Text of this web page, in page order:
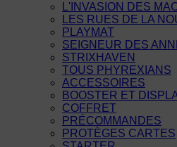
L'INVASION DES
LES RUES DE LA
PLAYMAT
SEIGNEUR DES
STRIXHAVEN
TOUS PHYREXIANS
ACCESSOIRES
BOOSTER ET
COFFRET
PRÉCOMMANDES
PROTÈGES CARTES